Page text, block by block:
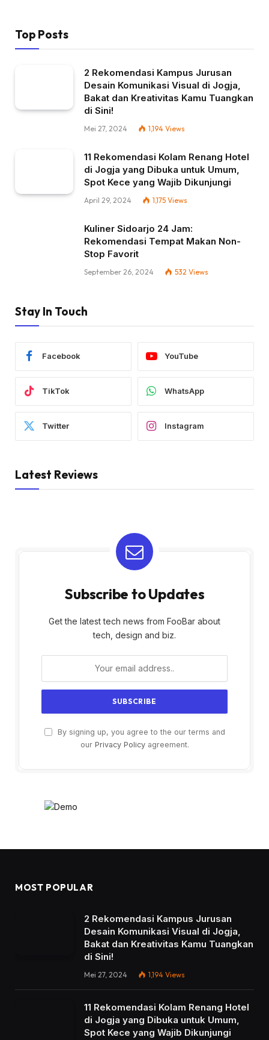
Top Posts
2 Rekomendasi Kampus Jurusan
Desain Komunikasi Visual di Jogja,
Bakat dan Kreativitas Kamu Tuangkan
di Sini!
Mei 27, 2024 1,194 Views
11 Rekomendasi Kolam Renang Hotel
di Jogja yang Dibuka untuk Umum,
Spot Kece yang Wajib Dikunjungi
April 29, 2024 1,175 Views
Kuliner Sidoarjo 24 Jam:
Rekomendasi Tempat Makan Non-
Stop Favorit
September 26, 2024 532 Views
Stay In Touch
Facebook YouTube
TikTok WhatsApp
Twitter Instagram
Latest Reviews
Subscribe to Updates
Get the latest tech news from FooBar about
tech, design and biz.
By signing up, you agree to the our terms and
our Privacy Policyagreement.
MOST POPULAR
2 Rekomendasi Kampus Jurusan
Desain Komunikasi Visual di Jogja,
Bakat dan Kreativitas Kamu Tuangkan
di Sini!
Mei 27, 2024 1,194 Views
11 Rekomendasi Kolam Renang Hotel
di Jogja yang Dibuka untuk Umum,
Spot Kece yang Wajib Dikunjungi